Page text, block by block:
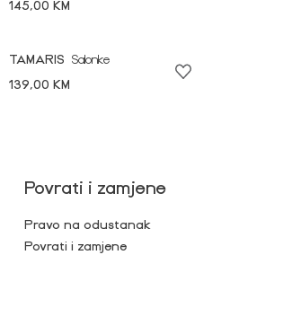
145,00 KM
TAMARIS
Salonke
139,00 KM
Povrati i zamjene
Pravo na odustanak
Povrati i zamjene